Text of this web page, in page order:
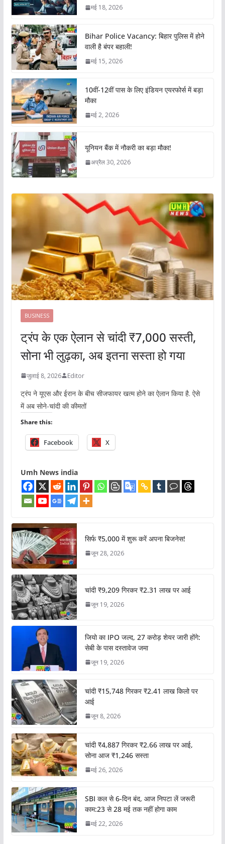
मई 18, 2026
Bihar Police Vacancy: बिहार पुलिस में होने
वाली है बंपर बहाली!
मई 15, 2026
10वीं-12वीं पास के लिए इंडियन एयरफोर्स में बड़ा
मौका
मई 2, 2026
यूनियन बैंक में नौकरी का बड़ा मौका!
अप्रैल 30, 2026
BUSINESS
ट्रंप के एक ऐलान से चांदी ₹7,000 सस्ती,
सोना भी लुढ़का, अब इतना सस्ता हो गया
जुलाई 8, 2026 Editor
ट्रंप ने यूएस और ईरान के बीच सीजफायर खत्म होने का ऐलान किया है. ऐसे
में अब सोने-चांदी की कीमतों
Share this:
Facebook X
Umh News india
सिर्फ ₹5,000 में शुरू करें अपना बिजनेस!
जून 28, 2026
चांदी ₹9,209 गिरकर ₹2.31 लाख पर आई
जून 19, 2026
जियो का IPO जल्द, 27 करोड़ शेयर जारी होंगे:
सेबी के पास दस्तावेज जमा
जून 19, 2026
चांदी ₹15,748 गिरकर ₹2.41 लाख किलो पर
आई
जून 8, 2026
चांदी ₹4,887 गिरकर ₹2.66 लाख पर आई,
सोना आज ₹1,246 सस्ता
मई 26, 2026
SBI कल से 6-दिन बंद, आज निपटा लें जरूरी
काम:23 से 28 मई तक नहीं होगा काम
मई 22, 2026